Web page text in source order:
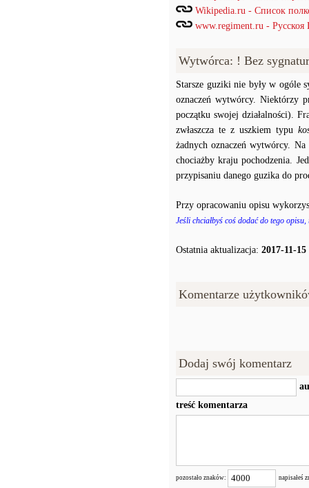
Wikipedia.ru - Список
www.regiment.ru -
Wytwórca: ! Bez
Starsze guziki nie były w ogóle
oznaczeń wytwórcy. Niektórzy
początku swojej działalności).
zwłaszcza te z uszkiem typu
żadnych oznaczeń wytwórcy.
chociażby kraju pochodzenia.
przypisaniu danego guzika do
Przy opracowaniu opisu
Jeśli chciałbyś coś dodać do tego
Ostatnia aktualizacja: 2017-11-15
Komentarze
Dodaj swój komentarz
treść komentarza
pozostało znaków: napisałeś